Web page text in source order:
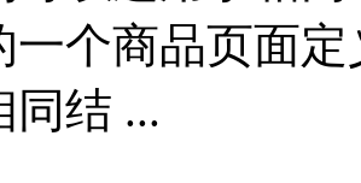
一个商品页面
同结 ...